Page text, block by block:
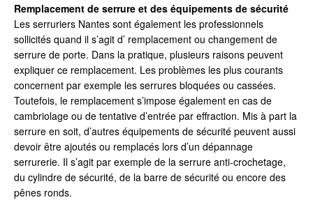
Remplacement de serrure et des équipements de sécurité
Les serruriers Nantes sont également les professionnels
sollicités quand il s’agit d’ remplacement ou changement de
serrure de porte. Dans la pratique, plusieurs raisons peuvent
expliquer ce remplacement. Les problèmes les plus courants
concernent par exemple les serrures bloquées ou cassées.
Toutefois, le remplacement s’impose également en cas de
cambriolage ou de tentative d’entrée par effraction. Mis à part la
serrure en soit, d’autres équipements de sécurité peuvent aussi
devoir être ajoutés ou remplacés lors d’un dépannage
serrurerie. Il s’agit par exemple de la serrure anti-crochetage,
du cylindre de sécurité, de la barre de sécurité ou encore des
pênes ronds.